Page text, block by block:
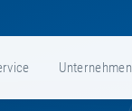
Unternehmen